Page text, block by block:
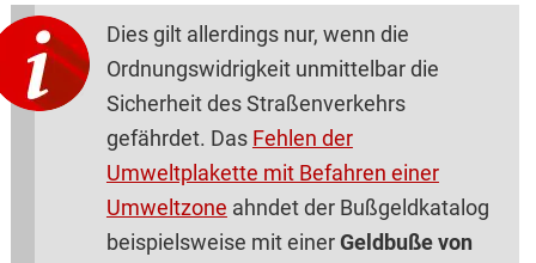
Dies gilt allerdings nur, wenn die
Ordnungswidrigkeit unmittelbar die
Sicherheit des Straßenverkehrs
gefährdet. Das Fehlen der
Umweltplakette mit Befahren einer
Umweltzone ahndet der Bußgeldkatalog
beispielsweise mit einerGeldbuße von